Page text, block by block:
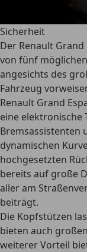
Sicherheit
Der Renault Grand
von fünf
angesichts des
Fahrzeug
Renault Grand
eine elektronische
Bremsassistenten
dynamischen
hochgesetzten
bereits auf große
aller am
beiträgt.
Die Kopfstützen
bieten auch
weiterer Vorteil